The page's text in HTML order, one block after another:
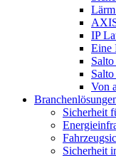
IP
Eine
Von
Sicherheit
Sicherheit